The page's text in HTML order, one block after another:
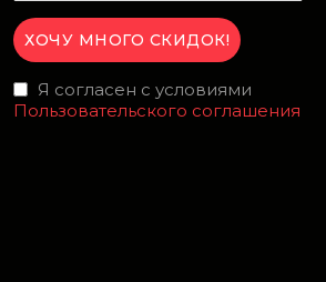
Я согласен с условиями
Пользовательского соглашения